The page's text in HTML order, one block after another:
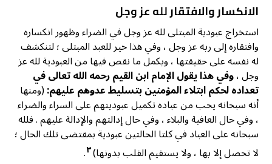
الانکسار والافتقار لله عز وجل
استخراج عبودية المبتلى لله عز وجل في الضراء وظهور انکساره
وافتقاره إلى ربه عز وجل ، وفي هذا خير للعبد المبتلى ؛ لتنكشف
له نفسه على حقيقتها ، ويكمل ما نقص فيها من العبودية لله عز
وجل ،وفي هذا يقول الإمام ابن القيم رحمه الله تعالى في
تعداده لحكم ابتلاء المؤمنين بتسليط عدوهم عليهم:(ومنها
أنه سبحانه يحب من عباده تکمیل عبوديتهم على السراء والضراء
، وفي حال العافية والبلاء ، وفي حال إدالتهم والإدالة عليهم . فلله
سبحانه على العباد في كلتا الحالتين عبودية بمقتضى تلك الحال ؛
لا تحصل إلا بها ، ولا يستقيم القلب بدونها)٣.